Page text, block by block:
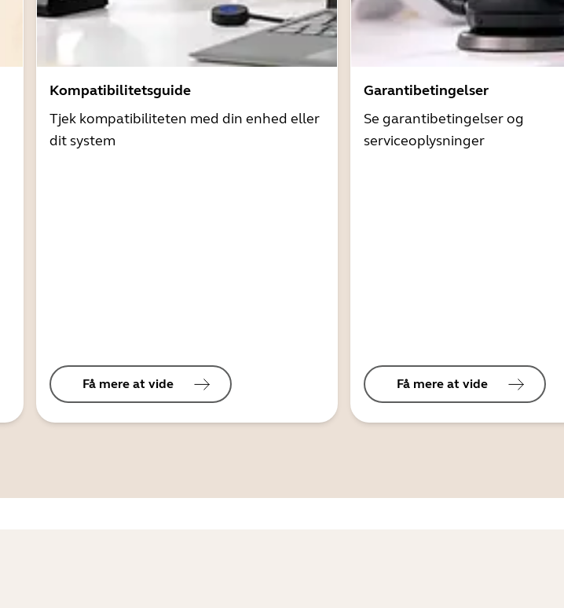
Kompatibilitetsguide
Tjek kompatibiliteten med din enhed eller
dit system
Få mere at vide
Garantibetingelser
Se garantibetingelser og
serviceoplysninger
Få mere at vide